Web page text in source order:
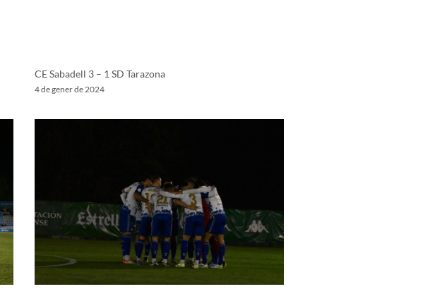
CE Sabadell 3 – 1 SD Tarazona
4 de gener de 2024